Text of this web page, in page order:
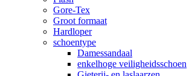
Gore-Tex
Groot formaat
Hardloper
schoentype
Damessandaal
enkelhoge veiligheidsschoen